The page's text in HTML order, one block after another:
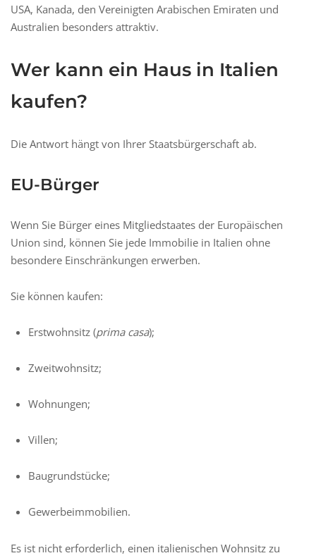
USA, Kanada, den Vereinigten Arabischen Emiraten und
Australien besonders attraktiv.
Wer kann ein Haus in Italien
kaufen?
Die Antwort hängt von Ihrer Staatsbürgerschaft ab.
EU-Bürger
Wenn Sie Bürger eines Mitgliedstaates der Europäischen
Union sind, können Sie jede Immobilie in Italien ohne
besondere Einschränkungen erwerben.
Sie können kaufen:
Erstwohnsitz (prima casa);
Zweitwohnsitz;
Wohnungen;
Villen;
Baugrundstücke;
Gewerbeimmobilien.
Es ist nicht erforderlich, einen italienischen Wohnsitz zu